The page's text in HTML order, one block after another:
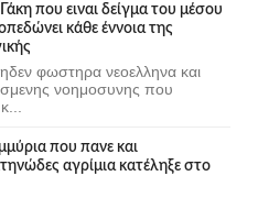
που ειναι δείγμα του μέσου
κάθε έννοια της
φωστηρα νεοελληνα και
νοημοσυνης που
που πανε και
αγρίμια κατέληξε στο